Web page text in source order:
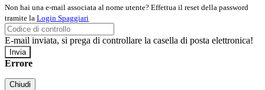
Non hai una e-mail associata al nome utente? Effettua il reset della password
tramite la Login Spaggiari
E-mail inviata, si prega di controllare la casella di posta elettronica!
Errore
Chiudi